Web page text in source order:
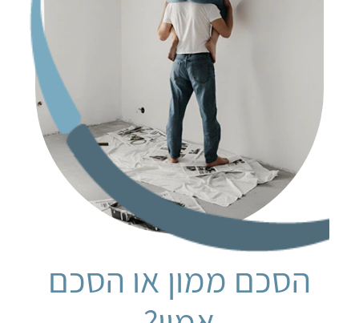
הסכם ממון או הסכם